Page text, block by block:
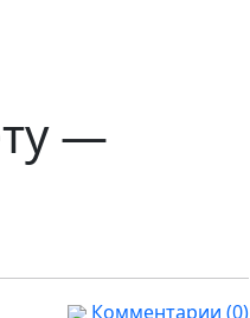
—
Комментарии (0)